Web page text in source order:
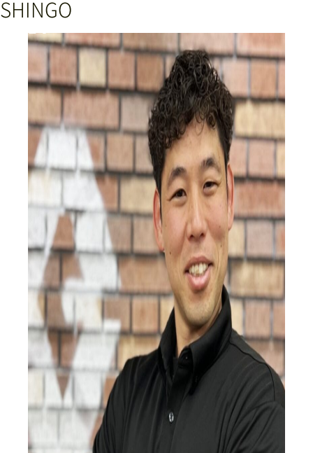
Conbert+の特徴
メニュー紹介
コース＆料金
店舗情報・アクセス
スタッフ紹介
お客様の声
よくある質問
採用情報
052-875-4126
（電話受付時間 9:00〜21:00）
SHINGO